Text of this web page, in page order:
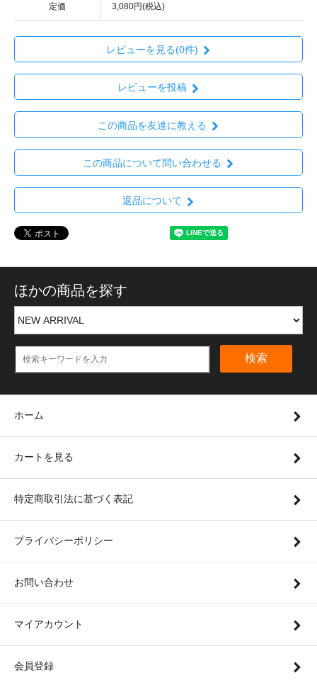
定価 3,080円(税込)
レビューを見る(0件)
レビューを投稿
この商品を友達に教える
この商品について問い合わせる
返品について
ほかの商品を探す
検索
ホーム
カートを見る
特定商取引法に基づく表記
プライバシーポリシー
お問い合わせ
マイアカウント
会員登録